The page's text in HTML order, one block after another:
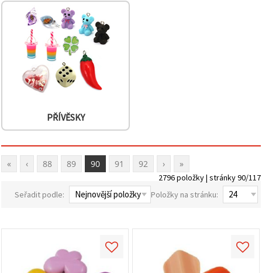
PŘÍVĚSKY
« ‹ 88 89 90 91 92 › »
2796 položky | stránky 90/117
Seřadit podle:
Položky na stránku: